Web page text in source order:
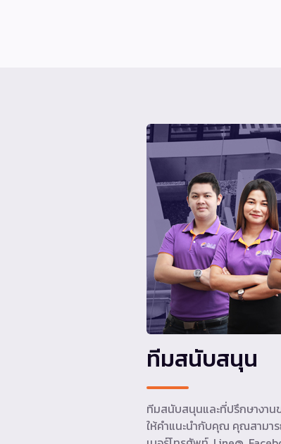
ทีมสนับสนุน
ทีมสนับสนุนและที่ปรึกษางาน
ให้คำแนะนำกับคุณ คุณสามา